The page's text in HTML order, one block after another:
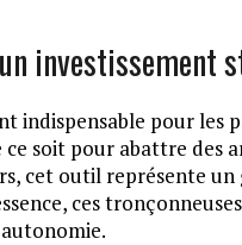
un investissement
indispensable pour les
soit pour abattre des
cet outil représente
ces